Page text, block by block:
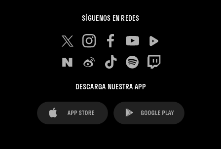
SÍGUENOS EN REDES
DESCARGA NUESTRA APP